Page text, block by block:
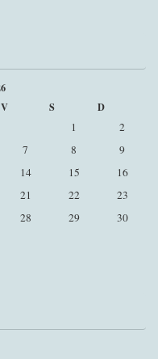
V S
D
1
2
7 8
9
14 15
16
21 22
23
28 29
30